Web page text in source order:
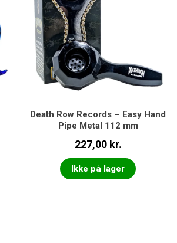
Death Row Records – Easy Hand
Pipe Metal 112 mm
227,00 kr.
Ikke på lager